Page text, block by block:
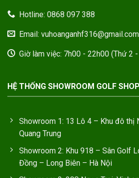
Hotline: 0868 097 388
Email: vuhoanganhf316@gmail.com
Giờ làm việc: 7h00 - 22h00 (Thứ 2
HỆ THỐNG SHOWROOM GOLF SHOP
Showroom 1: 13 Lô 4 – Khu đô thị
Quang Trung
Showroom 2: Khu 918 – Sân Golf
Đồng – Long Biên – Hà Nội